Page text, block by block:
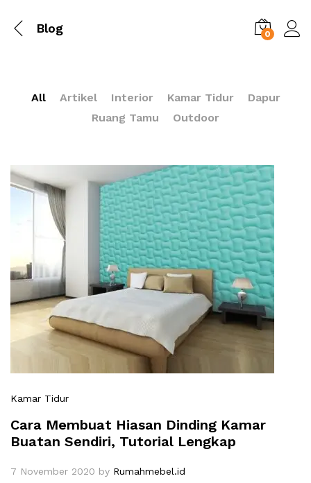
Blog 0
All Artikel Interior Kamar Tidur
Dapur
Ruang Tamu
Outdoor
Kamar Tidur
Cara Membuat Hiasan Dinding Kamar
Buatan Sendiri, Tutorial Lengkap
7 November 2020 by Rumahmebel.id